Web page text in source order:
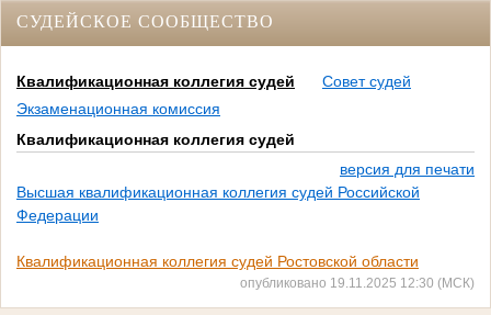
СУДЕЙСКОЕ СООБЩЕСТВО
Квалификационная коллегия судей
Совет судей
Экзаменационная комиссия
Квалификационная коллегия судей
версия для печати
Высшая квалификационная коллегия судей Российской
Федерации
Квалификационная коллегия судей Ростовской области
опубликовано 19.11.2025 12:30 (МСК)